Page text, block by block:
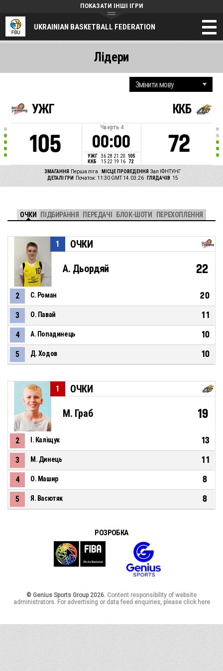
UKRAINIAN BASKETBALL FEDERATION
ПОКАЗАТИ ІНШІ ІГРИ
УЖГ
105
Чверть 4
00:00
УЖГ 36 28 21 20 105
ККБ
15 22 19 16 72
ККБ
72
ЗМАГАННЯ Перша ліга МІСЦЕ ПРОВЕДЕННЯ Зал ІФНТУНГ
ДЕТАЛІ ГРИ
Початок: 11:30 GMT 14.03.26 ГЛЯДАЧІВ 15
Лідери
ОЧКИ ПІДБИРАННЯ ПЕРЕДАЧІ БЛОК-ШОТИ ПЕРЕХОПЛЕННЯ
ОЧКИ
1
А. Дьордяй 22
2 С. Роман 20
3 О. Павай 11
4 А. Попадинець 10
5 Д. Ходов 10
ОЧКИ
1
М. Граб 19
2 І. Каліщук 13
3 М. Динець 11
4 О. Машир 8
5 Я. Васютяк 8
РОЗРОБКА
© Genius Sports Group 2026. Content responsibility of website
administrators. For advertising or data feed enquiries, please click here